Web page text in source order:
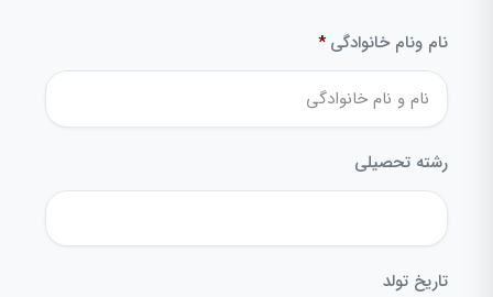
نام ونام خانوادگی *
رشته تحصیلی
تاریخ تولد